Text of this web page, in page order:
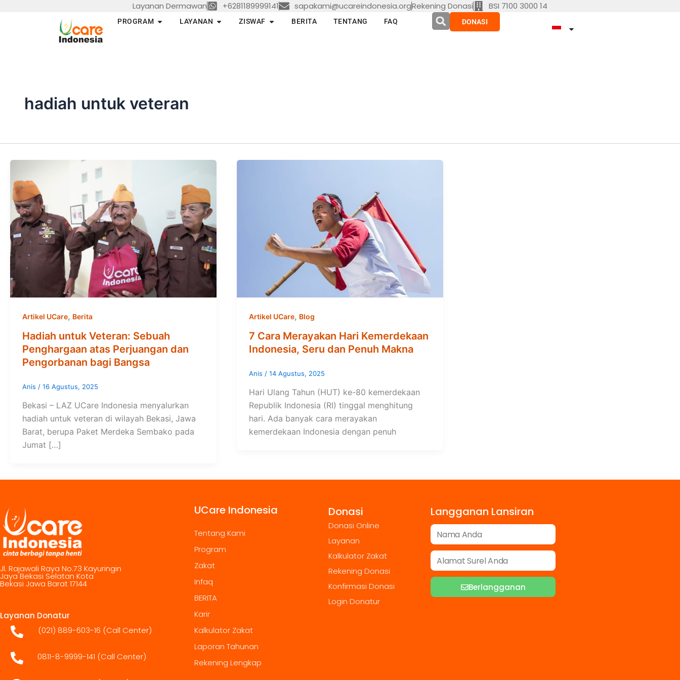
Layanan Dermawan +6281189999141 sapakami@ucareindonesia.orgRekening Donasi BSI 7100 3000 14
PROGRAM Open PROGRAM
LAYANAN Open LAYANAN
ZISWAF Open ZISWAF
BERITA TENTANG FAQ DONASI
hadiah untuk veteran
Artikel UCare, Berita
Hadiah untuk Veteran: Sebuah
Penghargaan atas Perjuangan dan
Pengorbanan bagi Bangsa
Anis / 16 Agustus, 2025
Bekasi – LAZ UCare Indonesia menyalurkan
hadiah untuk veteran di wilayah Bekasi, Jawa
Barat, berupa Paket Merdeka Sembako pada
Jumat […]
Artikel UCare, Blog
7 Cara Merayakan Hari Kemerdekaan
Indonesia, Seru dan Penuh Makna
Anis / 14 Agustus, 2025
Hari Ulang Tahun (HUT) ke-80 kemerdekaan
Republik Indonesia (RI) tinggal menghitung
hari. Ada banyak cara merayakan
kemerdekaan Indonesia dengan penuh
Jl. Rajawali Raya No.73 Kayuringin
Jaya Bekasi Selatan Kota
Bekasi Jawa Barat 17144
Layanan Donatur
(021) 889-603-16 (Call Center)
0811-8-9999-141 (Call Center)
UCare Indonesia
Tentang Kami
Program
Zakat
Infaq
BERITA
Karir
Kalkulator Zakat
Laporan Tahunan
Rekening Lengkap
Donasi
Donasi Online
Layanan
Kalkulator Zakat
Rekening Donasi
Konfirmasi Donasi
Login Donatur
Langganan Lansiran
Berlangganan